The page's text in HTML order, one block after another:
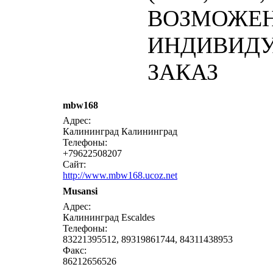
ЗАКАЗ
mbw168
Адрес:
Калининград Калининград
Телефоны:
+79622508207
Сайт:
http://www.mbw168.ucoz.net
Musansi
Адрес:
Калининград Escaldes
Телефоны:
83221395512, 89319861744, 84311438953
Факс:
86212656526